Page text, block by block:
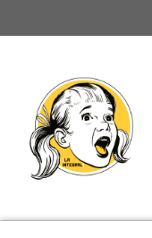
al